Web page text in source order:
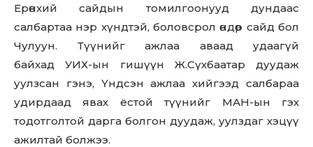
Ерөнхий сайдын томилгоонууд дундаас
салбартаа нэр хүндтэй, боловсрол өндөр сайд бол
Чулуун. Түүнийг ажлаа аваад удаагүй
байхад УИХ-ын гишүүн Ж.Сүхбаатар дуудаж
уулзсан гэнэ, Үндсэн ажлаа хийгээд салбараа
удирдаад явах ёстой түүнийг МАН-ын гэх
тодотголтой дарга болгон дуудаж, уулздаг хэцүү
ажилтай болжээ.